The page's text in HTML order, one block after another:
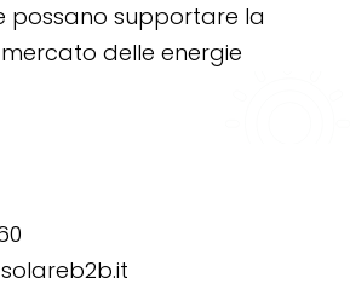
possano supportare la
delle energie